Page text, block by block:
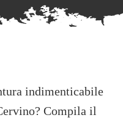
indimenticabile
Compila il